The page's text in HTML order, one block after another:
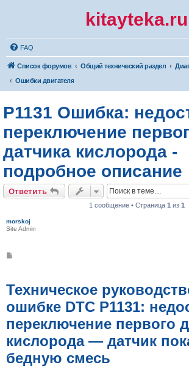
kitayteka.ru
FAQ
Список форумов Общий технический раздел
Ошибки двигателя
P1131 Ошибка:
переключение
датчика кислорода -
подробное описание
Ответить
1 сообщение • Страница 1 из 1
morskoj
Site Admin
щ
е
и
е
Техническое
ошибке DTC P1131:
переключение первого
кислорода — датчик
бедную смесь